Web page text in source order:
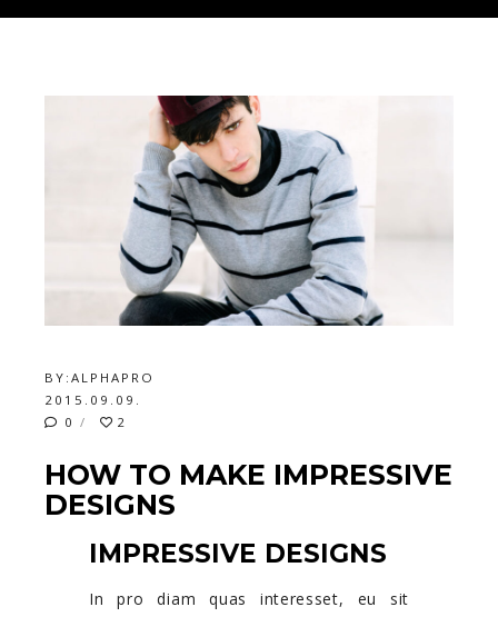
BY: ALPHAPRO
2015.09.09.
0
2
HOW TO MAKE IMPRESSIVE
DESIGNS
IMPRESSIVE DESIGNS
In pro diam quas interesset, eu sit